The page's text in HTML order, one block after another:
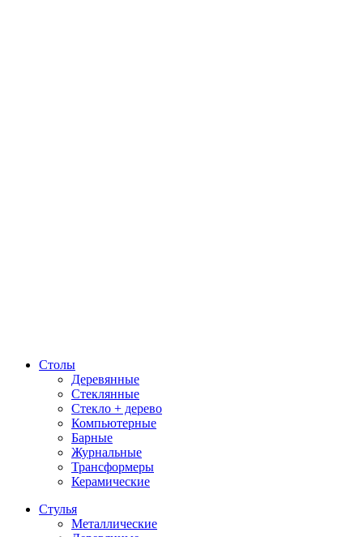
Столы
Деревянные
Стеклянные
Стекло + дерево
Компьютерные
Барные
Журнальные
Трансформеры
Керамические
Стулья
Металлические